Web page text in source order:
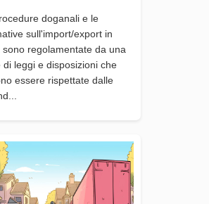
doganali e le
sull'import/export in
sono regolamentate da una
di leggi e disposizioni che
essere rispettate dalle